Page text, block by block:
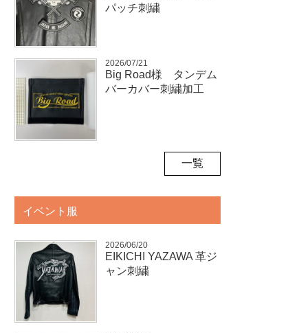
パッチ刺繍
2026/07/21
Big Road様 タンデム
バーカバー刺繍加工
一覧
イベント服
2026/06/20
EIKICHI YAZAWA 革ジ
ャン刺繍